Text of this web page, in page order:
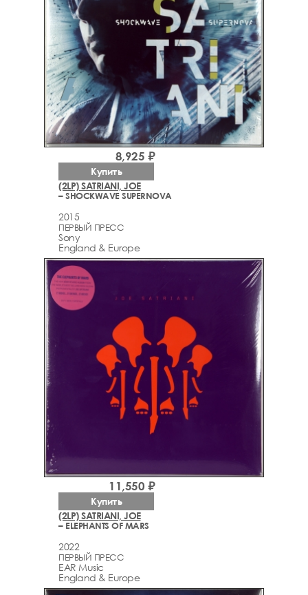
(2LP) SATRIANI, JOE
– SHOCKWAVE SUPERNOVA
2015
ПЕРВЫЙ ПРЕСС
Sony
England & Europe
8,925 ₽
Купить
(2LP) SATRIANI, JOE
– ELEPHANTS OF MARS
2022
ПЕРВЫЙ ПРЕСС
EAR Music
England & Europe
11,550 ₽
Купить